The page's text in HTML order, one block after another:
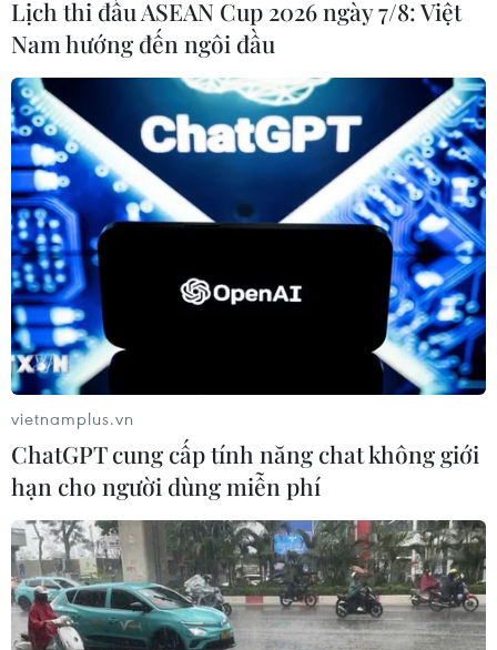
Lịch thi đấu ASEAN Cup 2026 ngày 7/8: Việt
Nam hướng đến ngôi đầu
vietnamplus.vn
ChatGPT cung cấp tính năng chat không giới
hạn cho người dùng miễn phí